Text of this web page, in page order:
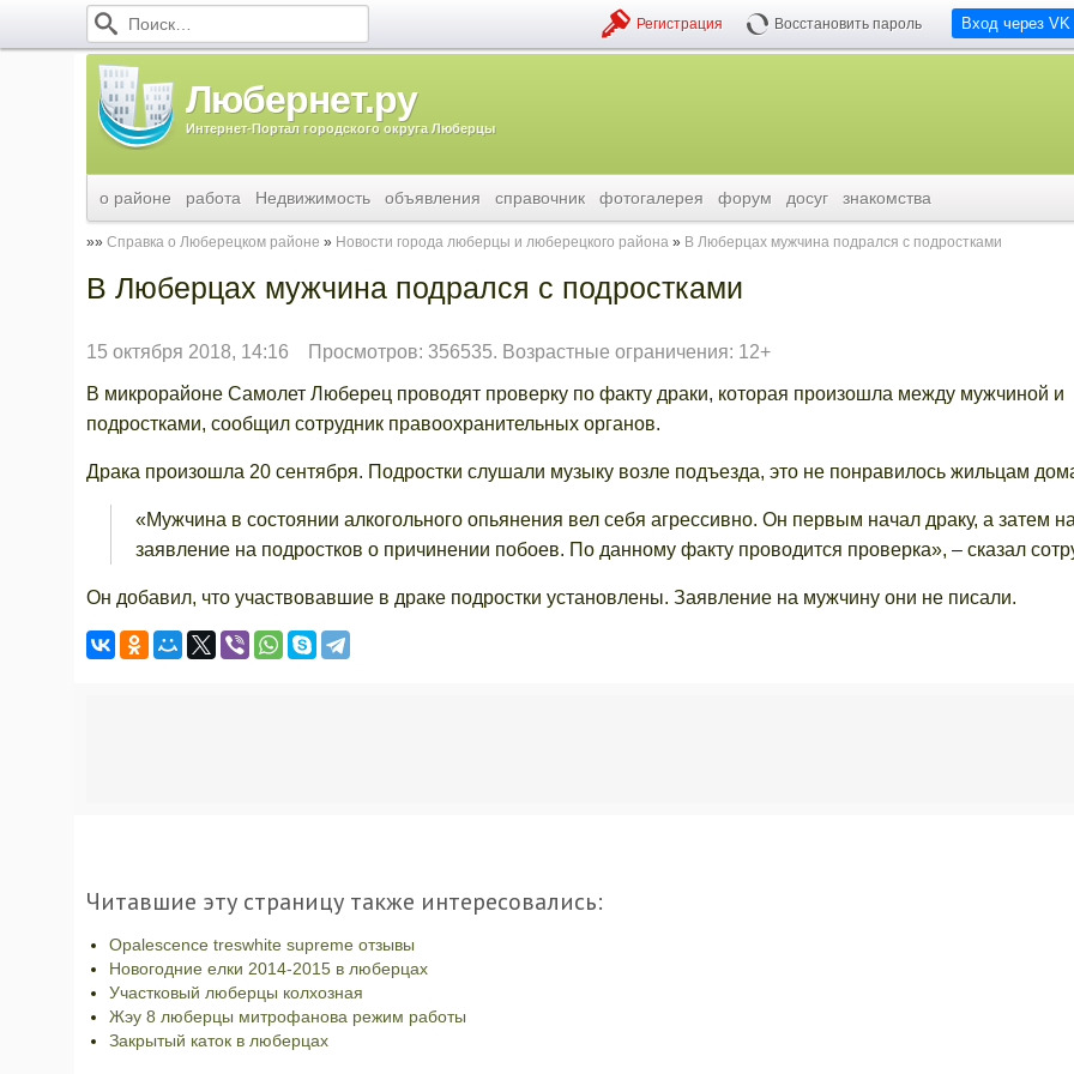
Вход через VK
Регистрация Восстановить пароль
Любернет.ру
Интернет-Портал городского округа Люберцы
о районе работа Недвижимость объявления справочник фотогалерея форум досуг знакомства
Справка о Люберецком районе Новости города люберцы и люберецкого района В Люберцах мужчина подрался с подростками
В Люберцах мужчина подрался с подростками
15 октября 2018, 14:16 Просмотров: 356535. Возрастные ограничения: 12+
В микрорайоне Самолет Люберец проводят проверку по факту драки, которая произошла между мужчиной и
подростками, сообщил сотрудник правоохранительных органов.
Драка произошла 20 сентября. Подростки слушали музыку возле подъезда, это не понравилось жильцам
«Мужчина в состоянии алкогольного опьянения вел себя агрессивно. Он первым начал драку, а затем
заявление на подростков о причинении побоев. По данному факту проводится проверка», – сказал
Он добавил, что участвовавшие в драке подростки установлены. Заявление на мужчину они не писали.
Читавшие эту страницу также интересовались:
Opalescence treswhite supreme отзывы
Новогодние елки 2014-2015 в люберцах
Участковый люберцы колхозная
Жэу 8 люберцы митрофанова режим работы
Закрытый каток в люберцах